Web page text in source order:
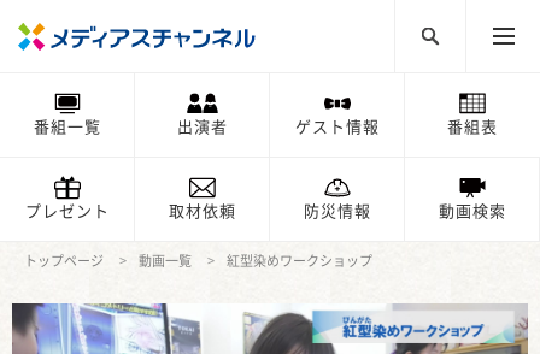
番組一覧 出演者 ゲスト情報 番組表
プレゼント 取材依頼 防災情報 動画検索
トップページ 動画一覧 紅型染めワークショップ